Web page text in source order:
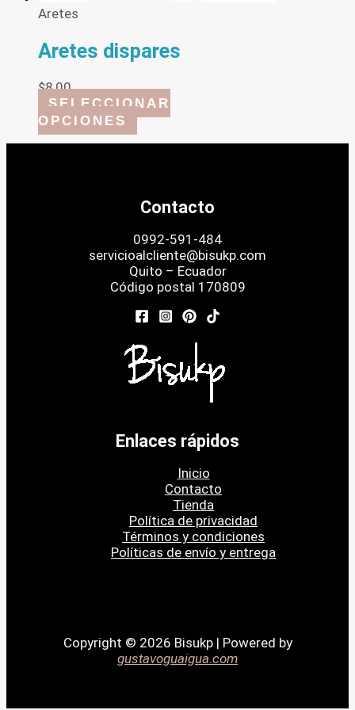
Aretes
Aretes dispares
$8,00
SELECCIONAR
OPCIONES
Este
producto
Las
opciones
pueden
elegir
en
la
página
de
producto
Contacto
0992-591-484
servicioalcliente@bisukp.com
Quito – Ecuador
Código postal 170809
Enlaces rápidos
Inicio
Contacto
Tienda
Política de privacidad
Términos y condiciones
Políticas de envío y entrega
Copyright © 2026 Bisukp | Powered by
gustavoguaigua.com